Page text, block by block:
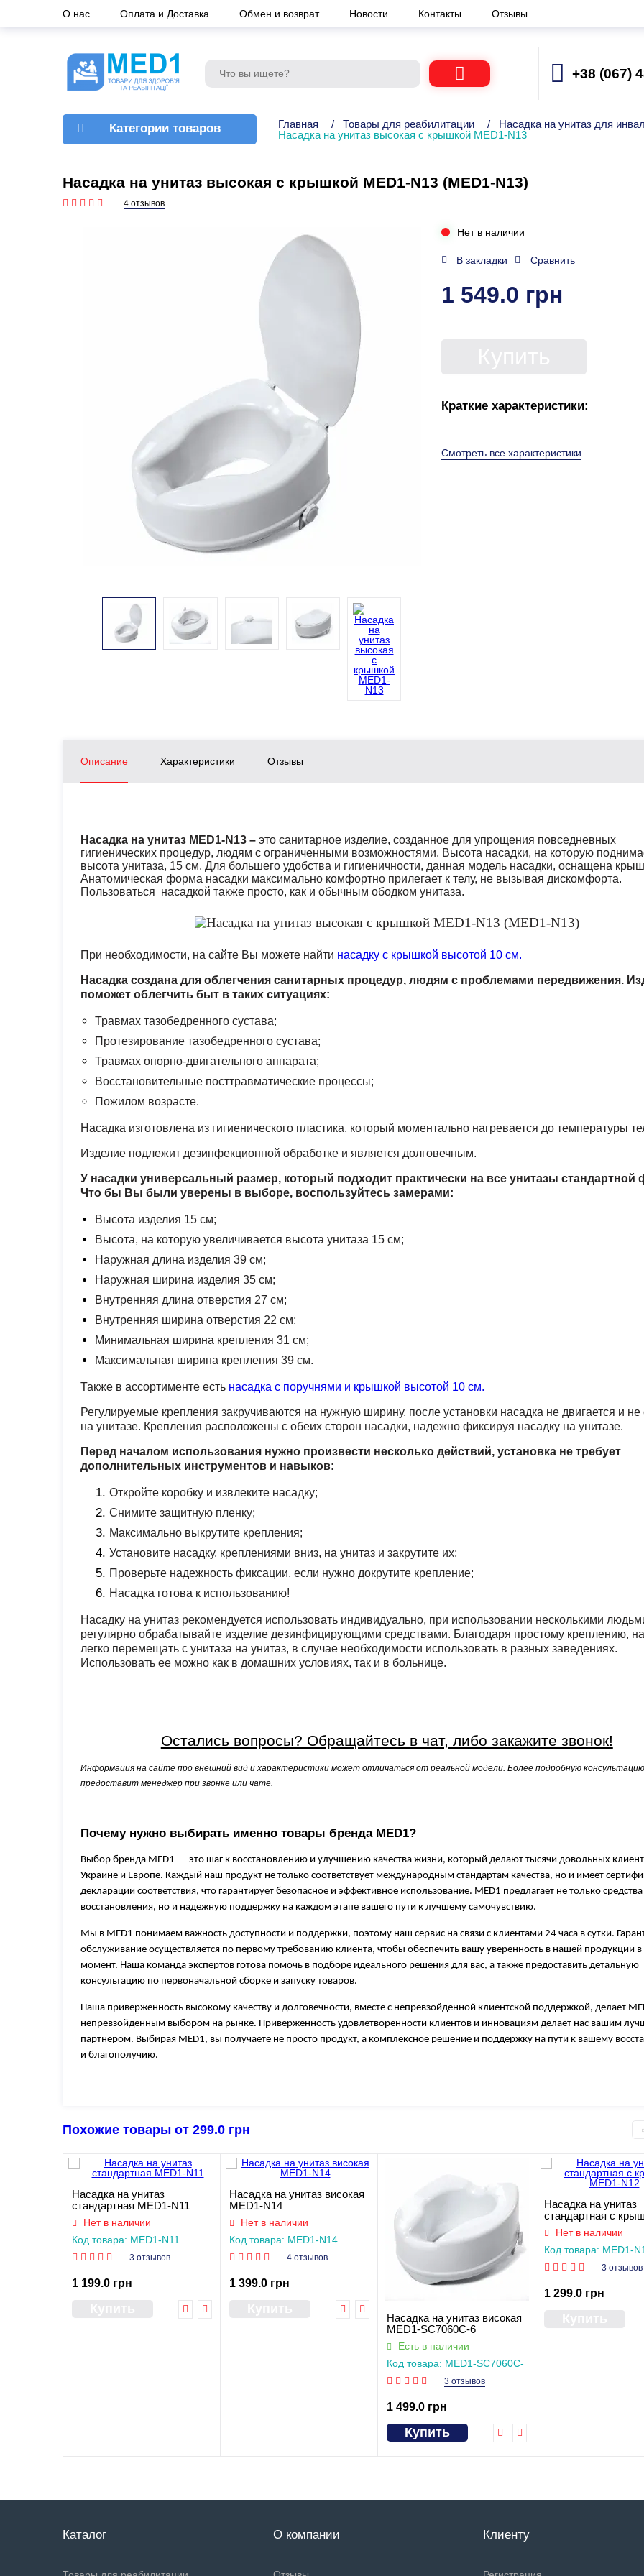
О нас Оплата и Доставка Обмен и возврат Новости Контакты Отзывы
+38 (067)
Категории товаров Главная / Товары для реабилитации / Насадка на унитаз для
Насадка на унитаз высокая с крышкой MED1-N13
Насадка на унитаз высокая с крышкой MED1-N13 (MED1-N13)
4 отзывов
Нет в наличии
В закладки Сравнить
1 549.0 грн
Краткие характеристики:
Смотреть все характеристики
Описание Характеристики Отзывы
Насадка на унитаз MED1-N13 – это санитарное изделие, созданное для упрощения повседневных
гигиенических процедур, людям с ограниченными возможностями. Высота насадки, на которую
высота унитаза, 15 см. Для большего удобства и гигиеничности, данная модель насадки, оснащена
Анатомическая форма насадки максимально комфортно прилегает к телу, не вызывая дискомфорта.
Пользоваться насадкой также просто, как и обычным ободком унитаза.
При необходимости, на сайте Вы можете найти насадку с крышкой высотой 10 см.
Насадка создана для облегчения санитарных процедур, людям с проблемами передвижения.
поможет облегчить быт в таких ситуациях:
Травмах тазобедренного сустава;
Протезирование тазобедренного сустава;
Травмах опорно-двигательного аппарата;
Восстановительные посттравматические процессы;
Пожилом возрасте.
Насадка изготовлена из гигиенического пластика, который моментально нагревается до температуры
Изделие подлежит дезинфекционной обработке и является долговечным.
У насадки универсальный размер, который подходит практически на все унитазы
Что бы Вы были уверены в выборе, воспользуйтесь замерами:
Высота изделия 15 см;
Высота, на которую увеличивается высота унитаза 15 см;
Наружная длина изделия 39 см;
Наружная ширина изделия 35 см;
Внутренняя длина отверстия 27 см;
Внутренняя ширина отверстия 22 см;
Минимальная ширина крепления 31 см;
Максимальная ширина крепления 39 см.
Также в ассортименте есть насадка с поручнями и крышкой высотой 10 см.
Регулируемые крепления закручиваются на нужную ширину, после установки насадка не двигается и не
на унитазе. Крепления расположены с обеих сторон насадки, надежно фиксируя насадку на унитазе.
Перед началом использования нужно произвести несколько действий, установка не требует
дополнительных инструментов и навыков:
Откройте коробку и извлеките насадку;
Снимите защитную пленку;
Максимально выкрутите крепления;
Установите насадку, креплениями вниз, на унитаз и закрутите их;
Проверьте надежность фиксации, если нужно докрутите крепление;
Насадка готова к использованию!
Насадку на унитаз рекомендуется использовать индивидуально, при использовании несколькими
регулярно обрабатывайте изделие дезинфицирующими средствами. Благодаря простому креплению,
легко перемещать с унитаза на унитаз, в случае необходимости использовать в разных заведениях.
Использовать ее можно как в домашних условиях, так и в больнице.
Остались вопросы? Обращайтесь в чат, либо закажите звонок!
Информация на сайте про внешний вид и характеристики может отличаться от реальной модели. Более подробную
предоставит менеджер при звонке или чате.
Почему нужно выбирать именно товары бренда MED1?
Выбор бренда MED1 — это шаг к восстановлению и улучшению качества жизни, который делают тысячи довольных
Украине и Европе. Каждый наш продукт не только соответствует международным стандартам качества, но и имеет
декларации соответствия, что гарантирует безопасное и эффективное использование. MED1 предлагает не только
восстановления, но и надежную поддержку на каждом этапе вашего пути к лучшему самочувствию.
Мы в MED1 понимаем важность доступности и поддержки, поэтому наш сервис на связи с клиентами 24 часа в сутки.
обслуживание осуществляется по первому требованию клиента, чтобы обеспечить вашу уверенность в нашей продукции
момент. Наша команда экспертов готова помочь в подборе идеального решения для вас, а также предоставить детальную
консультацию по первоначальной сборке и запуску товаров.
Наша приверженность высокому качеству и долговечности, вместе с непревзойденной клиентской поддержкой, делает
непревзойденным выбором на рынке. Приверженность удовлетворенности клиентов и инновациям делает нас вашим
партнером. Выбирая MED1, вы получаете не просто продукт, а комплексное решение и поддержку на пути к вашему
и благополучию.
Похожие товары от 299.0 грн
Насадка на унитаз
стандартная MED1-N11
Нет в наличии
Код товара: MED1-N11
3 отзывов
1 199.0 грн
Насадка на унитаз високая
MED1-N14
Нет в наличии
Код товара: MED1-N14
4 отзывов
1 399.0 грн
Насадка на унитаз високая
MED1-SC7060C-6
Есть в наличии
Код товара: MED1-SC7060C-
3 отзывов
1 499.0 грн
Купить
Насадка на унитаз
стандартная с
MED1-N12
Нет в наличии
Код товара: MED1-
3 отзывов
1 299.0 грн
Каталог О компании Клиенту